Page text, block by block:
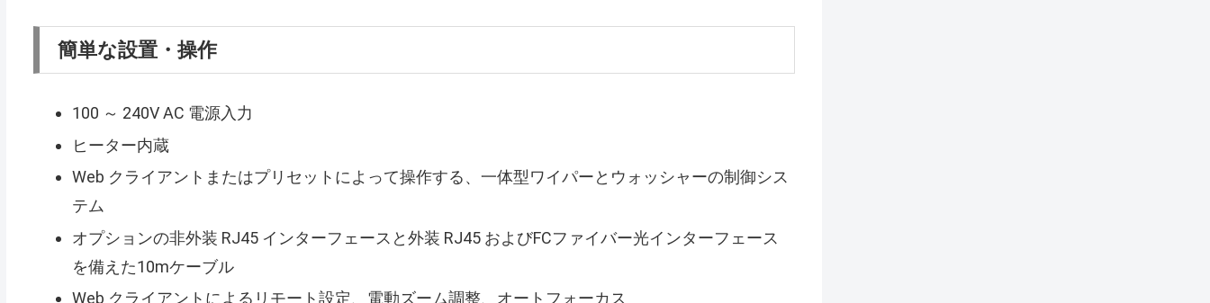
簡単な設置・操作
100 ～ 240V AC 電源入力
ヒーター内蔵
Web クライアントまたはプリセットによって操作する、一体型ワイパーとウォッシャーの制御シス
テム
オプションの非外装 RJ45 インターフェースと外装 RJ45 およびFCファイバー光インターフェース
を備えた10mケーブル
Web クライアントによるリモート設定、電動ズーム調整、オートフォーカス